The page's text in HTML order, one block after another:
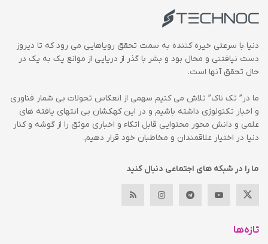
دنیا با سرعتی خیره کننده به سمت تحقق رویاهایی می رود که تا دیروز
دست نیافتنی و محال بود و بشر با گذر از دریایی از موانع یک به یک در
حال تحقق آنها است.
ما در” تک ناک” تلاش می کنیم سهمی از انعکاس تحولات بی شمار فناوری
و اخبار تکنولوژی داشته باشیم و در این کهکشان بی انتهای یافته های
علمی و دانش محور محتوایی قابل اتکاء و اخباری موثق را از گوشه و کنار
دنیا در اختیار علاقمندان و مخاطبان خود قرار دهیم.
ما را در شبکه های اجتماعی دنبال کنید
تازه‌ها